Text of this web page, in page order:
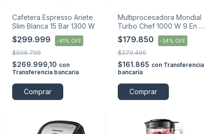
Cafetera Espresso Ariete
Slim Blanca 15 Bar 1300 W
$299.999 -41% OFF
$506.799
$269.999,10 con
Transferencia bancaria
Comprar
Multiprocesadora Mondial
Turbo Chef 1000 W 9 En 1
- Negro
$179.850 -34% OFF
$270.499
$161.865 con Transferencia
bancaria
Comprar